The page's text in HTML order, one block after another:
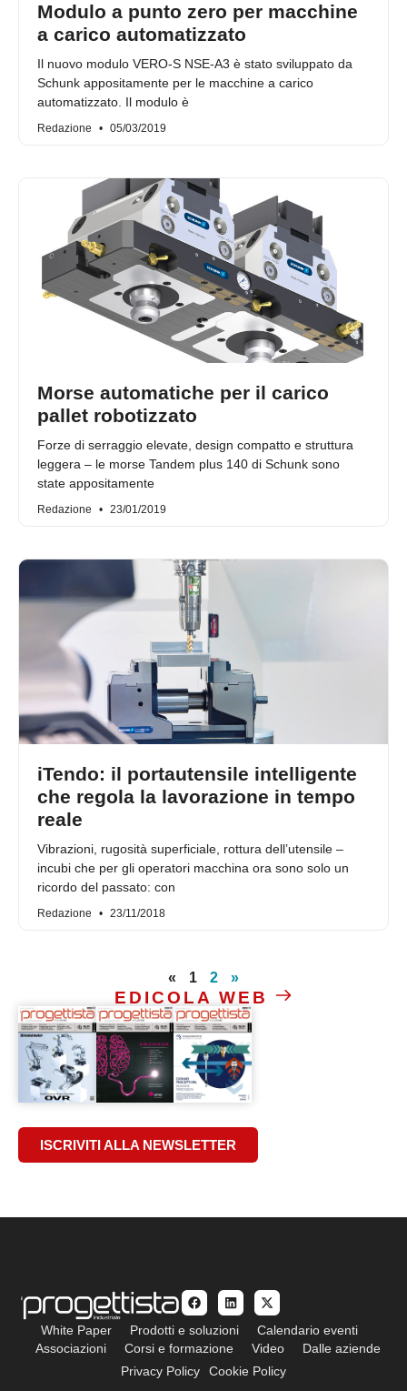
Modulo a punto zero per macchine
a carico automatizzato
Il nuovo modulo VERO-S NSE-A3 è stato sviluppato da
Schunk appositamente per le macchine a carico
automatizzato. Il modulo è
Redazione 05/03/2019
Morse automatiche per il carico
pallet robotizzato
Forze di serraggio elevate, design compatto e struttura
leggera – le morse Tandem plus 140 di Schunk sono
state appositamente
Redazione 23/01/2019
iTendo: il portautensile intelligente
che regola la lavorazione in tempo
reale
Vibrazioni, rugosità superficiale, rottura dell’utensile –
incubi che per gli operatori macchina ora sono solo un
ricordo del passato: con
Redazione 23/11/2018
« 1 2 »
EDICOLA WEB
ISCRIVITI ALLA NEWSLETTER
White Paper Prodotti e soluzioni
Calendario eventi
Associazioni
Corsi e formazione Video
Dalle aziende
Privacy Policy
Cookie Policy